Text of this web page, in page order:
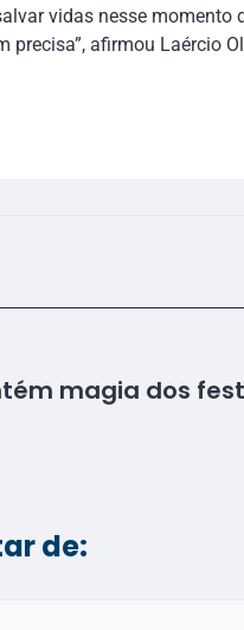
vidas nesse momento
afirmou Laércio
de: